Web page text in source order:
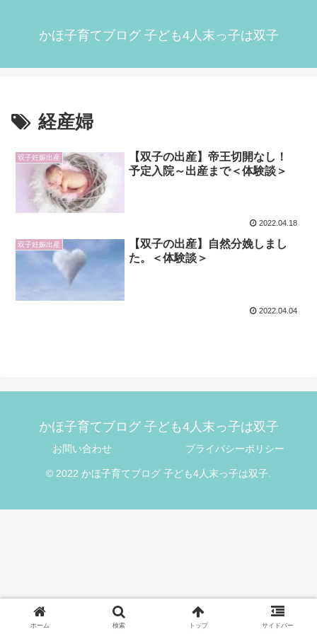
かほ子育てブログ 子ども4人末っ子は双子
経産婦
双子妊娠出産
【双子の出産】帝王切開なし！
予定入院～出産まで＜体験談＞
2022.04.18
双子妊娠出産
【双子の出産】自然分娩しまし
た。＜体験談＞
2022.04.04
かほ子育てブログ 子ども4人末っ子は双子
お問い合わせ プライバシーポリシー
© 2022 かほ子育てブログ 子ども4人末っ子は双子.
ホーム 検索 トップ サイドバー